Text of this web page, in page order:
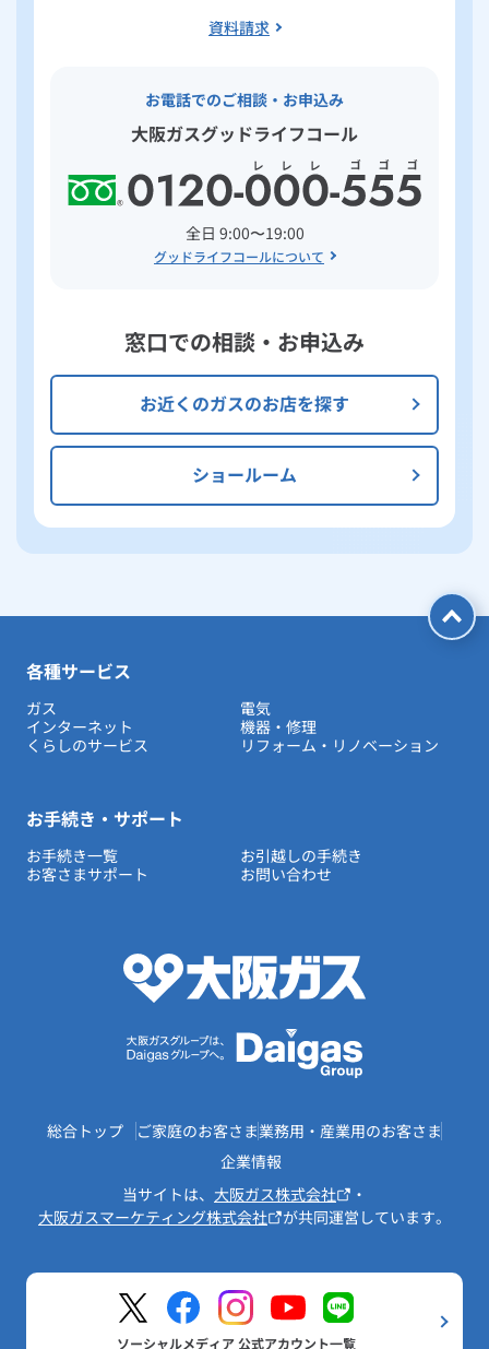
資料請求
お電話でのご相談・お申込み
大阪ガスグッドライフコール
全日 9:00〜19:00
グッドライフコールについて
窓口での相談・お申込み
お近くのガスのお店を探す
ショールーム
各種サービス
ガス
電気
インターネット
機器・修理
くらしのサービス
リフォーム・リノベーション
お手続き・サポート
お手続き一覧
お引越しの手続き
お客さまサポート
お問い合わせ
総合トップ ご家庭のお客さま業務用・産業用のお客さま
企業情報
当サイトは、 大阪ガス株式会社
・
大阪ガスマーケティング株式会社
が共同運営しています。
ソーシャルメディア 公式アカウント一覧